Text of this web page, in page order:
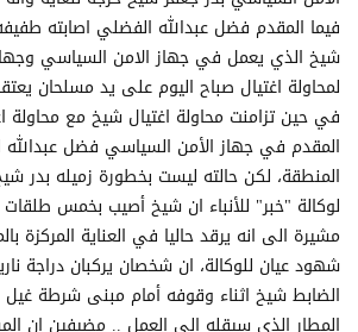
فيما المقدم فضل عبدالله الفضلي اصابته
شيخ الذي يعمل في جهاز الامن السياسي
لمحاولة اغتيال صباح اليوم على يد مسلحان
في حين تزامنت محاولة اغتيال شيخ مع محاولة
المقدم في جهاز الأمن السياسي فضل
المنطقة، لكن حالته ليست بخطورة زميله بدر
لوكالة "خبر" للأنباء ان شيخ أصيب بخمس
مشيرة الى انه يرقد حاليا في العناية
شهود عيان للوكالة، ان شخصان يركبان دراجة
الضابط شيخ اثناء وقوفه أمام مبنى شرطة غيل
المطار الذي سيقله الى العمل .. مضيفين ان